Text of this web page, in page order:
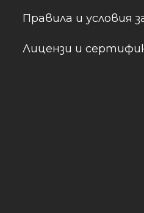
Правила и условия
Лицензи и